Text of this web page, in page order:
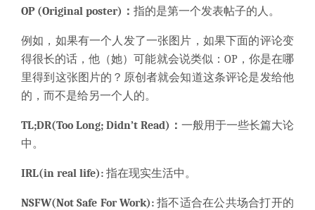
OP (Original poster)： 指的是第一个发表帖子的人。
例如，如果有一个人发了一张图片，如果下面的评论变
得很长的话，他（她）可能就会说类似：OP，你是在哪
里得到这张图片的？原创者就会知道这条评论是发给他
的，而不是给另一个人的。
TL;DR(Too Long; Didn’t Read)： 一般用于一些长篇大论
中。
IRL(in real life): 指在现实生活中。
NSFW(Not Safe For Work):指不适合在公共场合打开的